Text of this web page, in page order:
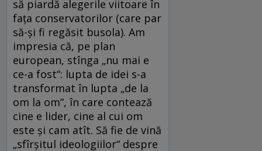
să piardă alegerile viitoare în
faţa conservatorilor (care par
să-şi fi regăsit busola). Am
impresia că, pe plan
european, stînga „nu mai e
ce-a fost“: lupta de idei s-a
transformat în lupta „de la
om la om“, în care contează
cine e lider, cine al cui om
este şi cam atît. Să fie de vină
„sfîrşitul ideologiilor“ despre